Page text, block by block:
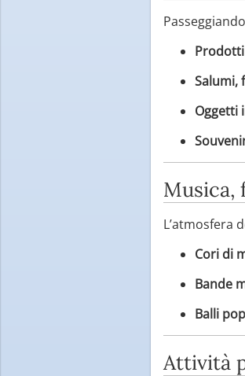
Salumi,
Oggetti
L’atmosfera
Cori di
Bande
Balli
Attività